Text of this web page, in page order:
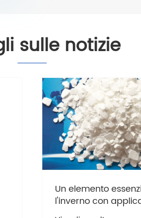
sulle notizie
Un elemento
l'inverno con
più ampie